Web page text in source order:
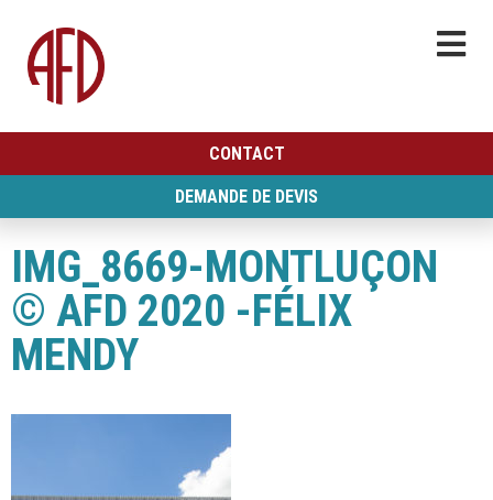
CONTACT
DEMANDE DE DEVIS
IMG_8669-MONTLUÇON
© AFD 2020 -FÉLIX
MENDY